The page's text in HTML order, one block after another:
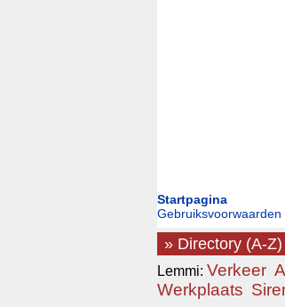
Startpagina
Gebruiksvoorwaarden
» Directory (A-Z)
Lemmi: Verkeer
Werkplaats